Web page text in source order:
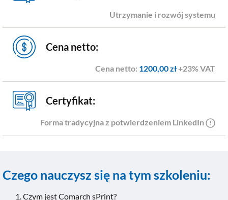
Utrzymanie i rozwój systemu
Cena netto:
Cena netto: 1200,00 zł+23% VAT
Certyfikat:
Forma tradycyjna z potwierdzeniem LinkedIn
Czego nauczysz się na tym szkoleniu:
Czym jest Comarch sPrint?